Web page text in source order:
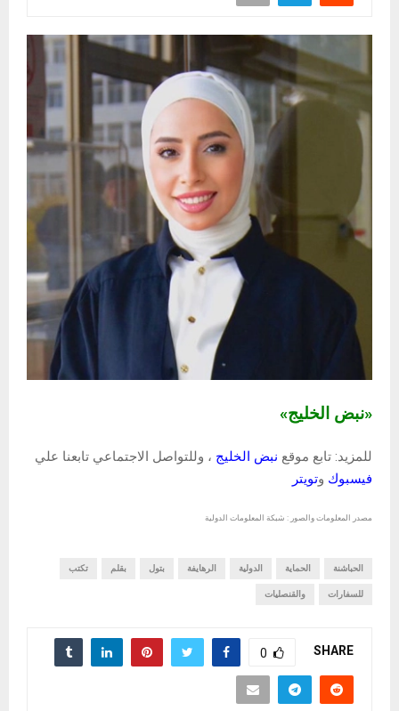
«نبض الخليج»
للمزيد: تابع موقع نبض الخليج ، وللتواصل الاجتماعي تابعنا علي
فيسبوك وتويتر
مصدر المعلومات والصور : شبكة المعلومات الدولية
الحباشنة الحماية الدولية الرهايفة بتول بقلم تكتب
للسفارات والقنصليات
SHARE
0